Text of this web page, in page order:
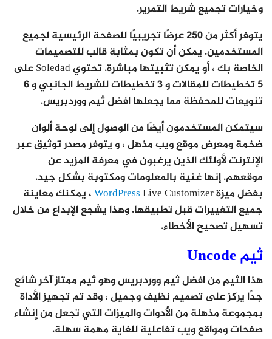
وخيارات تجميع شريط التمرير.
يتوفر أكثر من 250 عرضًا تجريبيًا للصفحة الرئيسية لجميع
المستخدمين. يمكن أن تكون بمثابة قالب للتصميمات
الخاصة بك ، أو يمكن تثبيتها مباشرة. تحتوي Soledad على
5 تخطيطات للمقالات و 3 تخطيطات للشريط الجانبي و 6
تنويعات للمحفظة مما يجعلها افضل ثيم ووردبريس.
سيتمكن المستخدمون أيضًا من الوصول إلى لوحة ألوان
ضخمة ومعرض موقع ويب مذهل ، و يتوفر مصدر توثيق عبر
الإنترنت لأولئك الذين يرغبون في معرفة المزيد عن
موقعهم. إنها غنية بالمعلومات ومكتوبة بشكل جيد.
بفضل ميزة
WordPressLive Customizer ، يمكنك معاينة
جميع التغييرات قبل تطبيقها. وهذا يشجع الإبداع من خلال
تسهيل تصحيح الأخطاء.
ثيم Uncode
هذا الثيم من افضل ثيم ووردبريس وهو ثيم ممتاز آخر شائع
جدًا يركز على تصميم نظيف وجميل ، وقد تم تجهيز الأداة
بمجموعة مذهلة من الأدوات والميزات التي تجعل من إنشاء
صفحات ومواقع ويب تفاعلية للغاية مهمة سهلة.